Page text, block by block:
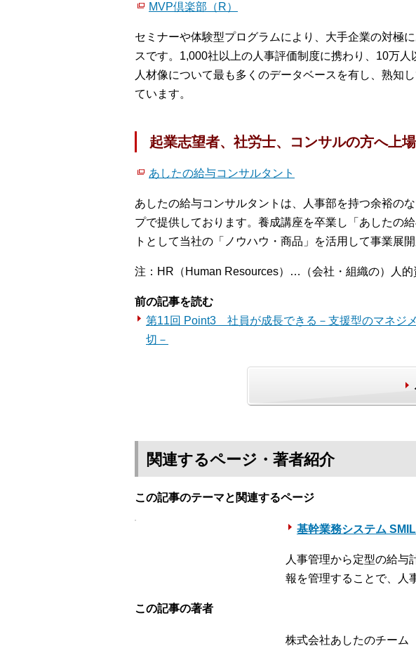
MVP倶楽部（R）
セミナーや体験型プログラムにより、大手企業の対極
スです。1,000社以上の人事評価制度に携わり、10万
人材像について最も多くのデータベースを有し、熟知
ています。
起業志望者、社労士、コンサルの方へ上
あしたの給与コンサルタント
あしたの給与コンサルタントは、人事部を持つ余裕の
プで提供しております。養成講座を卒業し「あしたの
トとして当社の「ノウハウ・商品」を活用して事業展
注：HR（Human Resources）…（会社・組織の）人的
前の記事を読む
第11回 Point3 社員が成長できる－支援型のマネジ
切－
関連するページ・著者紹介
この記事のテーマと関連するページ
基幹業務システム
人事管理から定型の給与
報を管理することで、人
この記事の著者
株式会社あしたのチーム